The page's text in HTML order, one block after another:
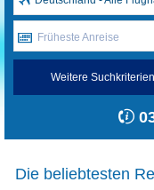
Früheste Anreise
Weitere Suchkriterien
Die beliebtesten